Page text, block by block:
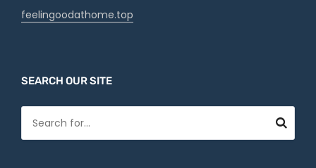
feelingoodathome.top
SEARCH OUR SITE